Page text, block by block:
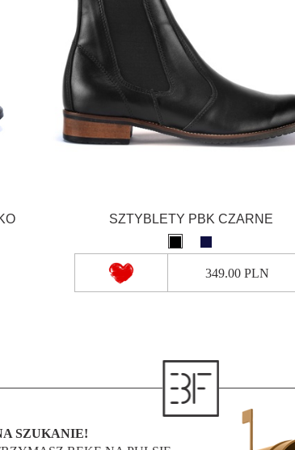
SZTYBLETY PBK CZARNE
349.00 PLN
SZUKANIE!